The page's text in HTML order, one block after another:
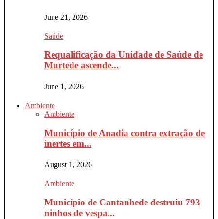
June 21, 2026
Saúde
Requalificação da Unidade de Saúde de
Murtede ascende...
June 1, 2026
Ambiente
Ambiente
Município de Anadia contra extração de
inertes em...
August 1, 2026
Ambiente
Município de Cantanhede destruiu 793
ninhos de vespa...